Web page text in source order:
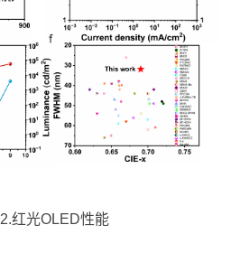
2.红光OLED性能